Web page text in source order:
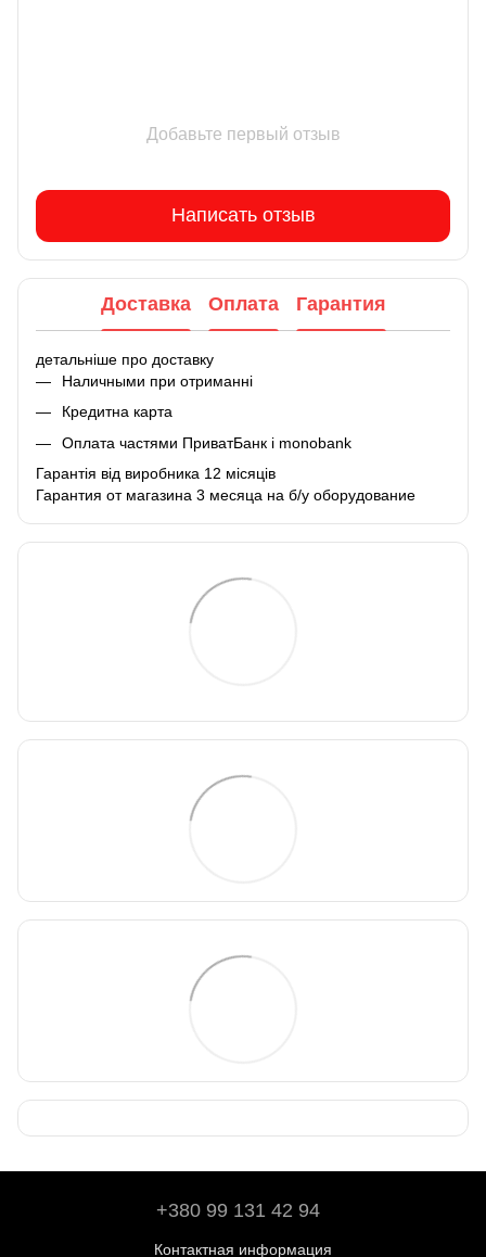
Добавьте первый отзыв
Написать отзыв
Доставка Оплата Гарантия
детальніше про доставку
Наличными при отриманні
Кредитна карта
Оплата частями ПриватБанк і monobank
Гарантія від виробника 12 місяців
Гарантия от магазина 3 месяца на б/у оборудование
+380 99 131 42 94
Контактная информация